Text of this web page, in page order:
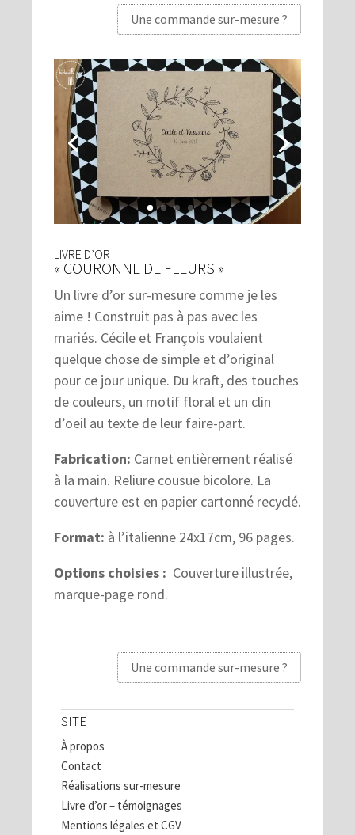
Une commande sur-mesure ?
LIVRE D’OR
« COURONNE DE FLEURS »
Un livre d’or sur-mesure comme je les
aime ! Construit pas à pas avec les
mariés. Cécile et François voulaient
quelque chose de simple et d’original
pour ce jour unique. Du kraft, des touches
de couleurs, un motif floral et un clin
d’oeil au texte de leur faire-part.
Fabrication: Carnet entièrement réalisé
à la main. Reliure cousue bicolore. La
couverture est en papier cartonné recyclé.
Format: à l’italienne 24x17cm, 96 pages.
Options choisies : Couverture illustrée,
marque-page rond.
Une commande sur-mesure ?
SITE
À propos
Contact
Réalisations sur-mesure
Livre d’or – témoignages
Mentions légales et CGV